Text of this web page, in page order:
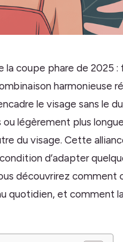
la coupe phare de 2025
harmonieuse
le visage sans le
légèrement plus
du visage. Cette
d’adapter
découvrirez comment
quotidien, et comment